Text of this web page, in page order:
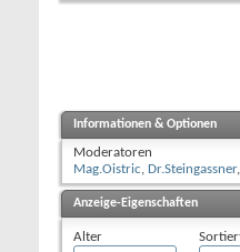
Informationen & Optionen
Moderatoren
Mag.Oistric, Dr.Steingassner,
Anzeige-Eigenschaften
Alter